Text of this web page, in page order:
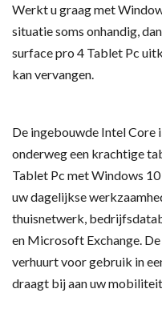
Werkt u graag met
situatie soms onhandig,
surface pro 4 Tablet Pc
kan vervangen.
De ingebouwde Intel Core
onderweg een krachtige
Tablet Pc met Windows
uw dagelijkse
thuisnetwerk,
en Microsoft Exchange.
verhuurt voor gebruik in
draagt bij aan uw mobiliteit.